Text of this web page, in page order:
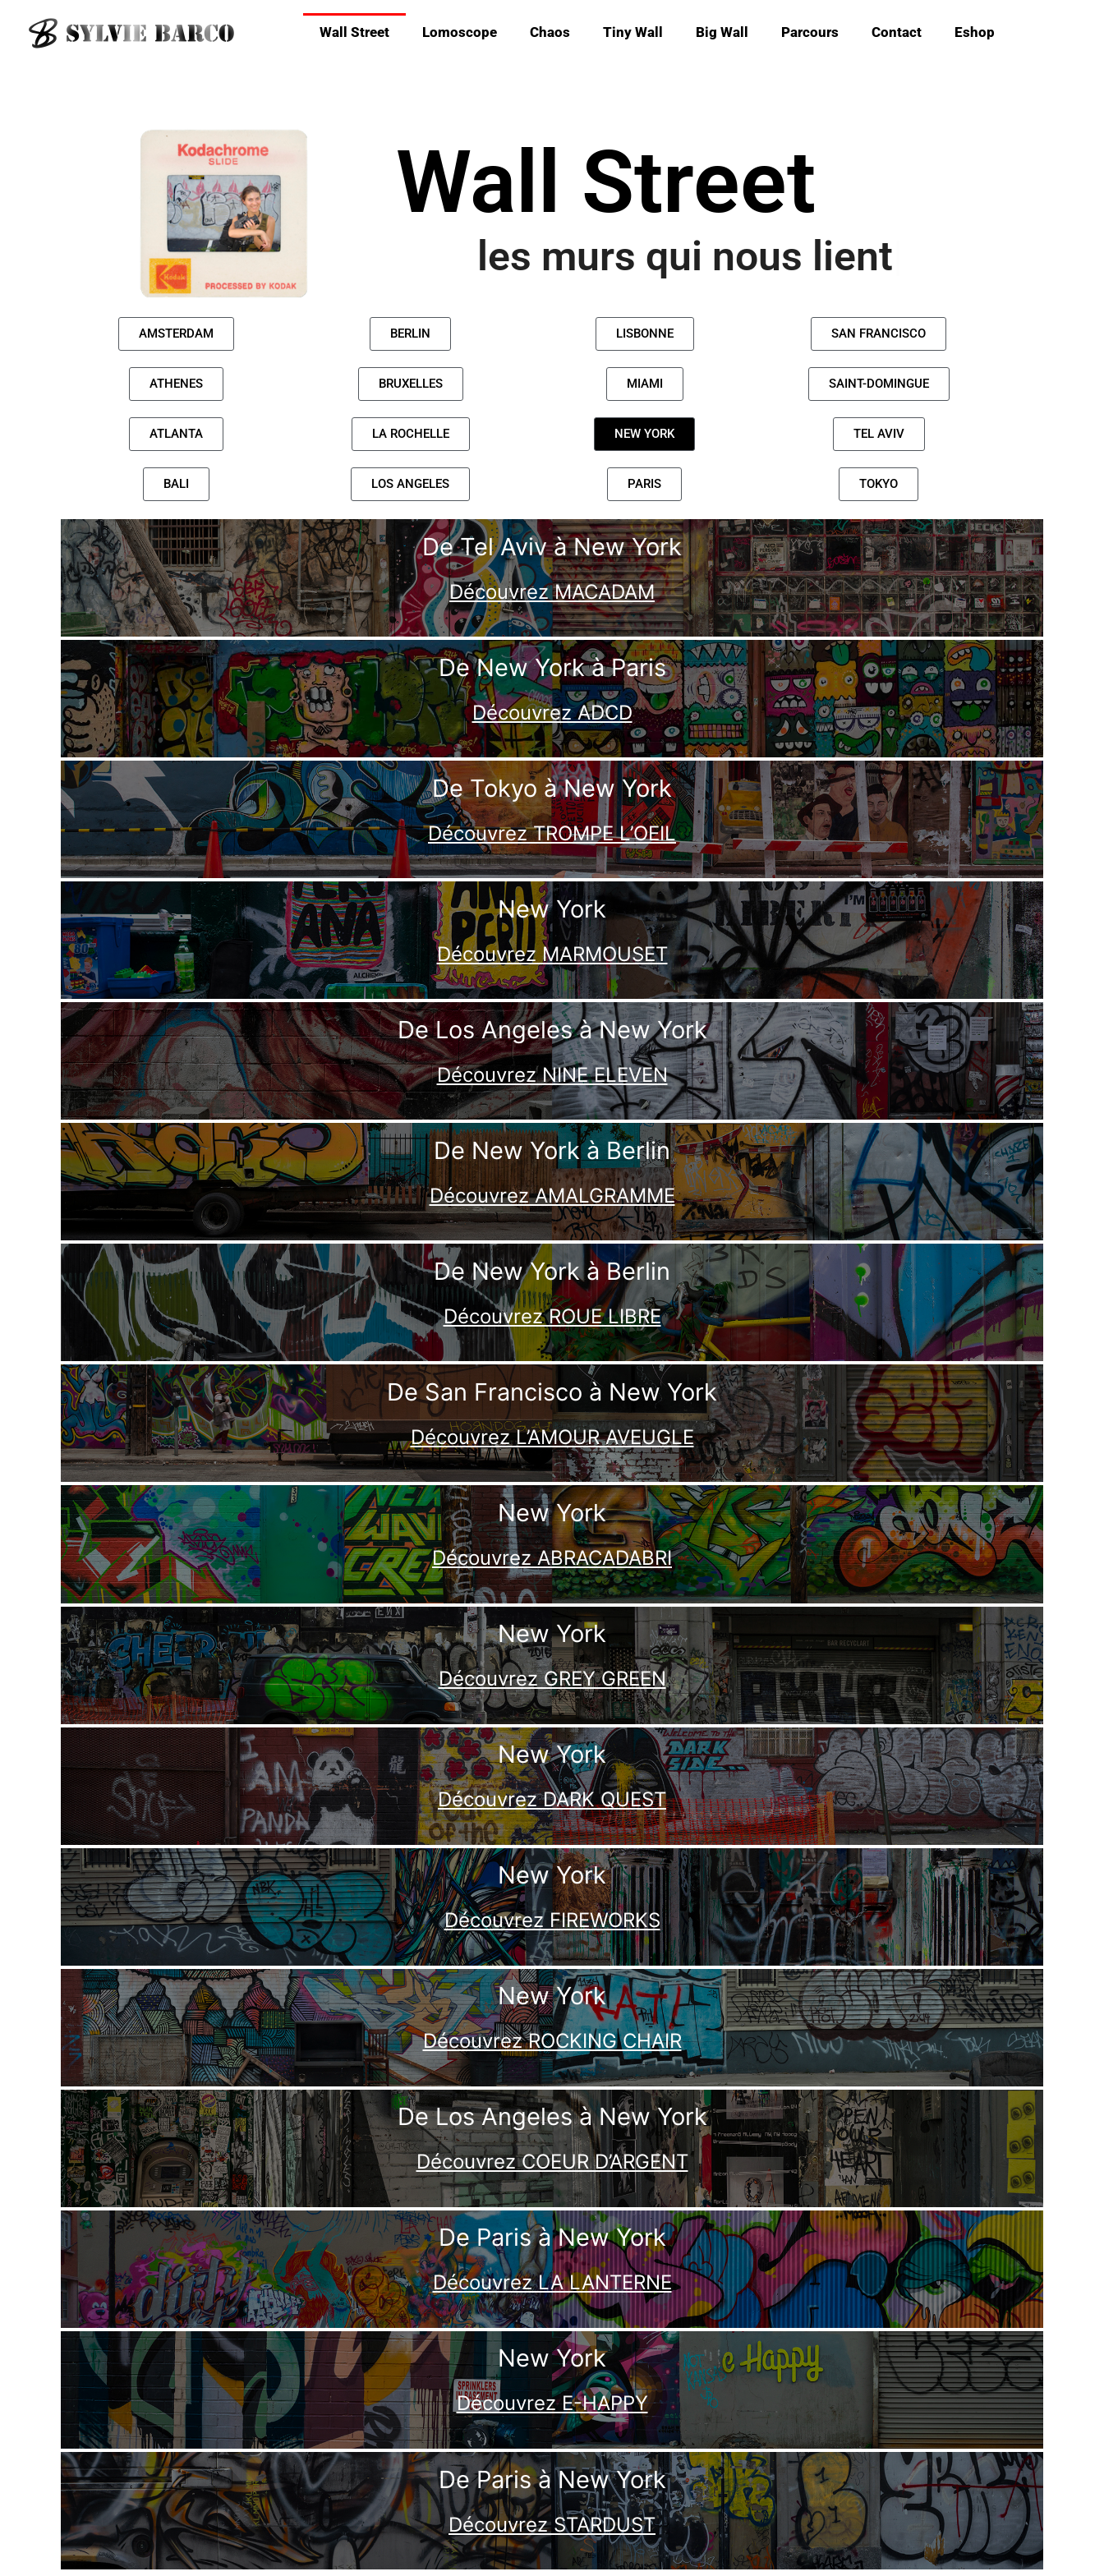
Wall Street Lomoscope Chaos Tiny Wall Big Wall Parcours Contact Eshop
Wall Street
les murs qui nous l
AMSTERDAM
ATHENES
ATLANTA
BALI
BERLIN
BRUXELLES
LA ROCHELLE
LOS ANGELES
LISBONNE
MIAMI
NEW YORK
PARIS
SAN FRANCISCO
SAINT-DOMINGUE
TEL AVIV
TOKYO
De Tel Aviv à New York
Découvrez MACADAM
De New York à Paris
Découvrez ADCD
De Tokyo à New York
Découvrez TROMPE L’OEIL
New York
Découvrez MARMOUSET
De Los Angeles à New York
Découvrez NINE ELEVEN
De New York à Berlin
Découvrez AMALGRAMME
De New York à Berlin
Découvrez ROUE LIBRE
De San Francisco à New York
Découvrez L’AMOUR AVEUGLE
New York
Découvrez ABRACADABRI
New York
Découvrez GREY GREEN
New York
Découvrez DARK QUEST
New York
Découvrez FIREWORKS
New York
Découvrez ROCKING CHAIR
De Los Angeles à New York
Découvrez COEUR D’ARGENT
De Paris à New York
Découvrez LA LANTERNE
New York
Découvrez E-HAPPY
De Paris à New York
Découvrez STARDUST